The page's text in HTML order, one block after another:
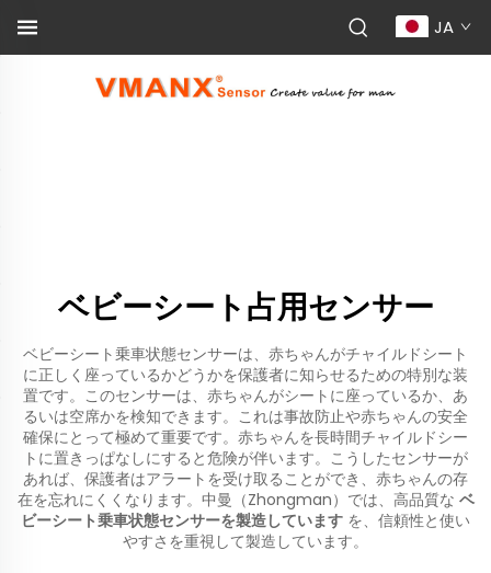
JA
ベビーシート占用センサー
ベビーシート乗車状態センサーは、赤ちゃんがチャイルドシート
に正しく座っているかどうかを保護者に知らせるための特別な装
置です。このセンサーは、赤ちゃんがシートに座っているか、あ
るいは空席かを検知できます。これは事故防止や赤ちゃんの安全
確保にとって極めて重要です。赤ちゃんを長時間チャイルドシー
トに置きっぱなしにすると危険が伴います。こうしたセンサーが
あれば、保護者はアラートを受け取ることができ、赤ちゃんの存
在を忘れにくくなります。中曼（Zhongman）では、高品質な ベ
ビーシート乗車状態センサーを製造しています を、信頼性と使い
やすさを重視して製造しています。